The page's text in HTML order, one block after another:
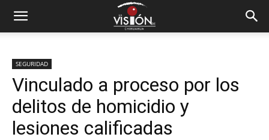
SEGURIDAD
Vinculado a proceso por los
delitos de homicidio y
lesiones calificadas